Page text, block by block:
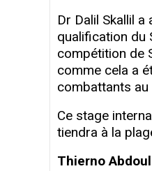
Dr Dalil Skallil
qualification du
compétition de
comme cela a
combattants
Ce stage
tiendra à la
Thierno